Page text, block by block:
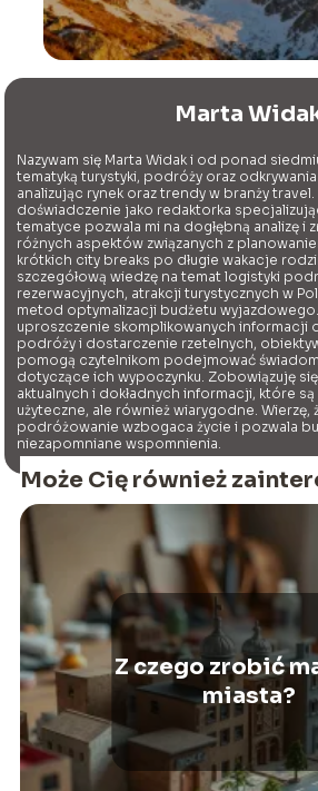
Marta
Nazywam się Marta Widak i od ponad
tematyką turystyki, podróży oraz
analizując rynek oraz trendy w branży travel.
doświadczenie jako redaktorka
tematyce pozwala mi na dogłębną analizę i
różnych aspektów związanych z
krótkich city breaks po długie wakacje
szczegółową wiedzę na temat logistyki
rezerwacyjnych, atrakcji turystycznych w
metod optymalizacji budżetu
uproszczenie skomplikowanych informacji
podróży i dostarczenie rzetelnych,
pomogą czytelnikom podejmować
dotyczące ich wypoczynku. Zobowiązuję
aktualnych i dokładnych informacji, które są
użyteczne, ale również wiarygodne. Wierzę,
podróżowanie wzbogaca życie i pozwala
niezapomniane wspomnienia.
Może Cię również
Z czego zrobić
miasta?